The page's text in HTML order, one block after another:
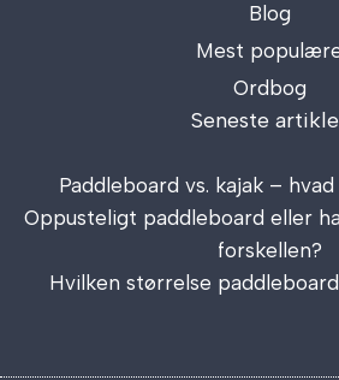
Blog
Mest
Ordbog
Seneste
Paddleboard vs. kajak –
Oppusteligt paddleboard eller
forskellen?
Hvilken størrelse